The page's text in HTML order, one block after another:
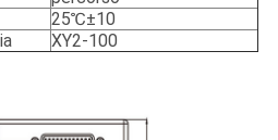
25℃±10
XY2-100